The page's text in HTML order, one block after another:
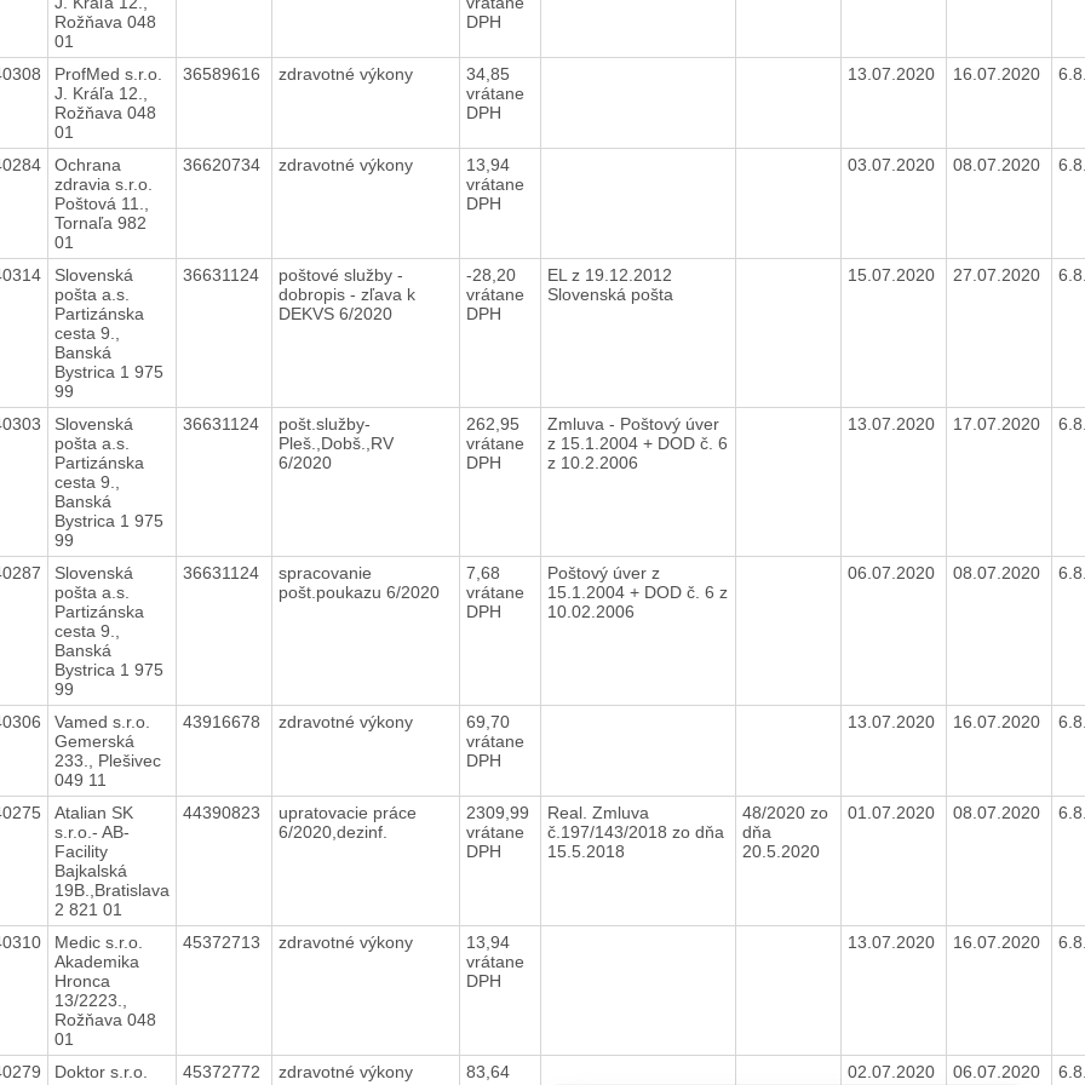
Rožňava 048
01
DPH
ProfMed s.r.o.
J. Kráľa 12.,
Rožňava 048
01
36589616 zdravotné výkony
34,85
vrátane
DPH
13.07.2020 16.07.2020
Ochrana
zdravia s.r.o.
Poštová 11.,
Tornaľa 982
01
36620734 zdravotné výkony
13,94
vrátane
DPH
03.07.2020 08.07.2020
Slovenská
pošta a.s.
Partizánska
cesta 9.,
Banská
Bystrica 1 975
99
36631124
poštové služby -
dobropis - zľava k
DEKVS 6/2020
-28,20
vrátane
DPH
EL z 19.12.2012
Slovenská pošta
15.07.2020 27.07.2020
Slovenská
pošta a.s.
Partizánska
cesta 9.,
Banská
Bystrica 1 975
99
36631124
pošt.služby-
Pleš.,Dobš.,RV
6/2020
262,95
vrátane
DPH
Zmluva - Poštový úver
z 15.1.2004 + DOD č. 6
z 10.2.2006
13.07.2020 17.07.2020
Slovenská
pošta a.s.
Partizánska
cesta 9.,
Banská
Bystrica 1 975
99
36631124
spracovanie
pošt.poukazu 6/2020
7,68
vrátane
DPH
Poštový úver z
15.1.2004 + DOD č. 6 z
10.02.2006
06.07.2020 08.07.2020
Vamed s.r.o.
Gemerská
233., Plešivec
049 11
43916678 zdravotné výkony
69,70
vrátane
DPH
13.07.2020 16.07.2020
Atalian SK
s.r.o.- AB-
Facility
Bajkalská
19B.,Bratislava
2 821 01
44390823
upratovacie práce
6/2020,dezinf.
2309,99
vrátane
DPH
Real. Zmluva
č.197/143/2018 zo dňa
15.5.2018
48/2020 zo
dňa
20.5.2020
01.07.2020 08.07.2020
Medic s.r.o.
Akademika
Hronca
13/2223.,
Rožňava 048
01
45372713 zdravotné výkony
13,94
vrátane
DPH
13.07.2020 16.07.2020
Doktor s.r.o.
45372772 zdravotné výkony
83,64
02.07.2020 06.07.2020